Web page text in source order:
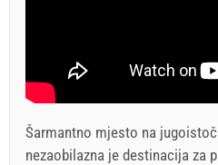
Šarmantno mjesto na
nezaobilazna je destinacija za